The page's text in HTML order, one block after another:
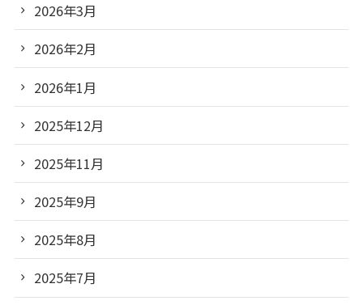
2026年3月
2026年2月
2026年1月
2025年12月
2025年11月
2025年9月
2025年8月
2025年7月